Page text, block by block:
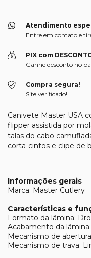
Atendimento
Entre em contato e
PIX com
Ganhe desconto no
Compra segura!
Site verificado!
Canivete Master USA
flipper assistida por
talas do cabo
corta-cintos e clipe de
Informações gerais
Marca: Master Cutlery
Características e
Formato da lâmina:
Acabamento da
Mecanismo de
Mecanismo de trava: